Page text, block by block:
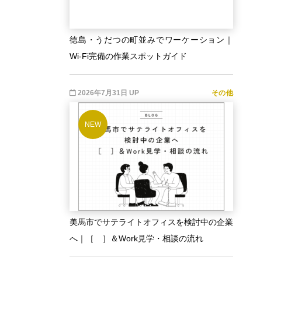
徳島・うだつの町並みでワーケーション｜
Wi-Fi完備の作業スポットガイド
2026年7月31日 UP その他
美馬市でサテライトオフィスを検討中の企業
へ｜［ ］＆Work見学・相談の流れ
NEW